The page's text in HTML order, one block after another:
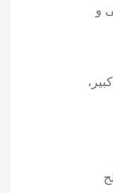
و
كبير،